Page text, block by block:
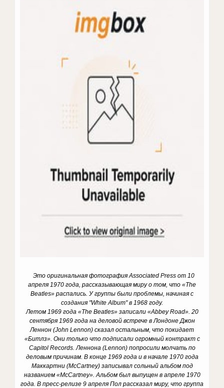
Это оригинальная фотография Associated Press от 10
апреля 1970 года, рассказывающая миру о том, что «The
Beatles» распались. У группы были проблемы, начиная с
создания "WhiteAlbum" в 1968 году.
Летом 1969 года «The Beatles» записали «AbbeyRoad». 20
сентября 1969 года на деловой встрече в Лондоне Джон
Леннон (John Lennon) сказал остальным, что покидает
«Битлз». Они только что подписали огромный контракт с
CapitolRecords. Леннона (Lennon) попросили молчать по
деловым причинам. В конце 1969 года и в начале 1970 года
Маккартни (McCartney) записывал сольный альбом под
названием «McCartney». Альбом был выпущен в апреле 1970
года. В пресс-релизе 9 апреля Пол рассказал миру, что группа